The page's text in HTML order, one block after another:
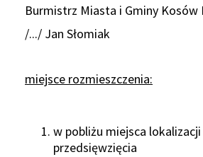
Burmistrz Miasta i Gminy Kosów
/.../ Jan Słomiak
miejsce rozmieszczenia:
w pobliżu miejsca
przedsięwzięcia